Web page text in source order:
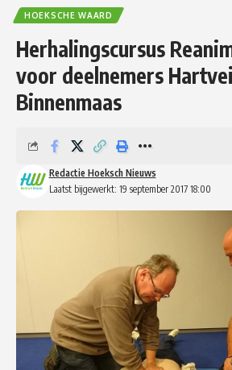
HOEKSCHE WAARD
Herhalingscursus
voor deelnemers
Binnenmaas
Laatst bijgewerkt: 19 september 2017 18:00
Redactie Hoeksch Nieuws